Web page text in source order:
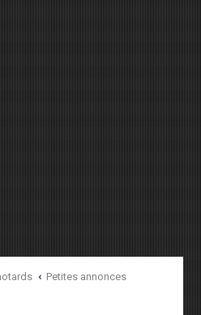
Petites annonces